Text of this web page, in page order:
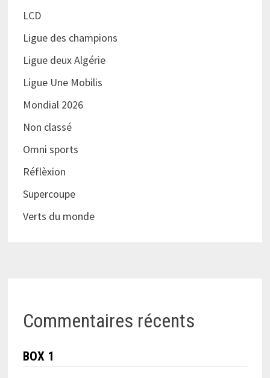
LCD
Ligue des champions
Ligue deux Algérie
Ligue Une Mobilis
Mondial 2026
Non classé
Omni sports
Réflèxion
Supercoupe
Verts du monde
Commentaires récents
BOX 1